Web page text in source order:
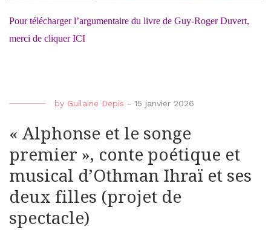
Pour télécharger l’argumentaire du livre de Guy-Roger Duvert,
merci de cliquer ICI
by Guilaine Depis - 15 janvier 2026
« Alphonse et le songe
premier », conte poétique et
musical d’Othman Ihraï et ses
deux filles (projet de
spectacle)